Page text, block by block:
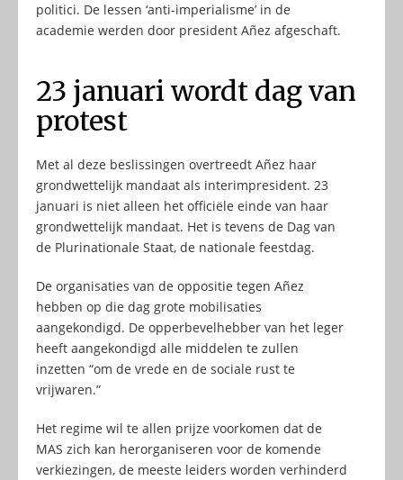
politici. De lessen ‘anti-imperialisme’ in de
academie werden door president Añez afgeschaft.
23 januari wordt dag van
protest
Met al deze beslissingen overtreedt Añez haar
grondwettelijk mandaat als interimpresident. 23
januari is niet alleen het officiële einde van haar
grondwettelijk mandaat. Het is tevens de Dag van
de Plurinationale Staat, de nationale feestdag.
De organisaties van de oppositie tegen Añez
hebben op die dag grote mobilisaties
aangekondigd. De opperbevelhebber van het leger
heeft aangekondigd alle middelen te zullen
inzetten “om de vrede en de sociale rust te
vrijwaren.”
Het regime wil te allen prijze voorkomen dat de
MAS zich kan herorganiseren voor de komende
verkiezingen, de meeste leiders worden verhinderd